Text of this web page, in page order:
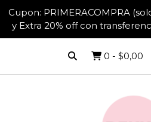
Cupon: PRIMERACOMPRA
y Extra 20% off con
0 - $0,00